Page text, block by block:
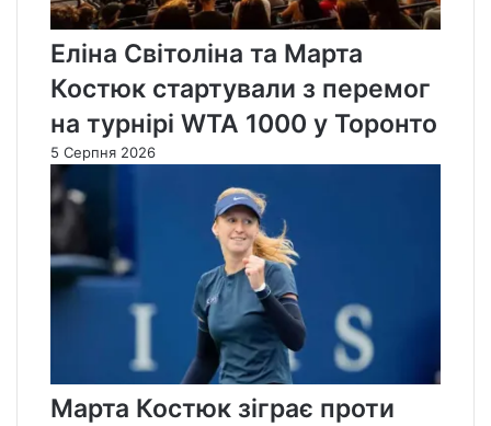
Еліна Світоліна та Марта
Костюк стартували з перемог
на турнірі WTA 1000 у Торонто
5 Серпня 2026
Марта Костюк зіграє проти